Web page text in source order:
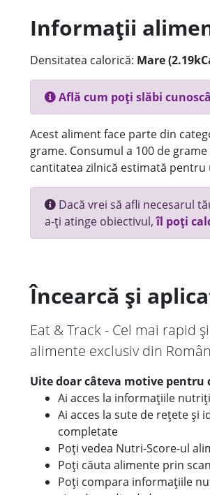
Informații
Densitatea calorică: Mare
Află cum poți slăbi
Acest aliment face parte din
grame. Consumul a 100 de
cantitatea zilnică estimată pentru
Dacă vrei să afli necesarul
a-ți atinge obiectivul,îl poți
Încearcă și
Eat & Track - Cel mai rapid
alimente exclusiv din
Uite doar câteva motive pentru
Ai acces la informațiile
Ai acces la sute de rețete și
completate
Poți vedea Nutri-Score-ul
Poți căuta alimente prin
Poți compara informațiile